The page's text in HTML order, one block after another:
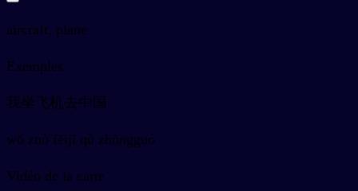
aircraft, plane
Exemples
我坐飞机去中国
wǒ zuò fēijī qù zhōngguó
Vidéo de la carte